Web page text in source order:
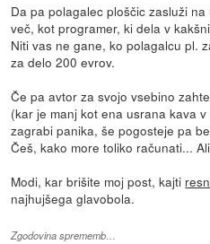
Da pa polagalec ploščic zasluži
več, kot programer, ki dela v
Niti vas ne gane, ko polagalcu pl.
za delo 200 evrov.
Če pa avtor za svojo vsebino
(kar je manj kot ena usrana kava
zagrabi panika, še pogosteje pa
Češ, kako more toliko računati...
Modi, kar brišite moj post, kajti
najhujšega glavobola.
Zgodovina sprememb…